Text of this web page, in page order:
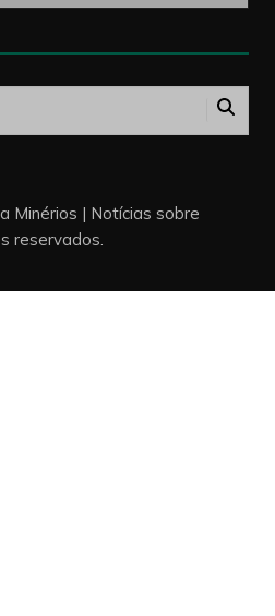
Minérios | Notícias sobre
reservados.